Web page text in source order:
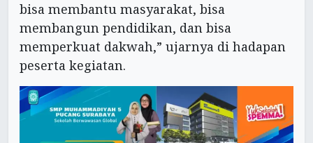
bisa membantu masyarakat, bisa
membangun pendidikan, dan bisa
memperkuat dakwah,” ujarnya di hadapan
peserta kegiatan.